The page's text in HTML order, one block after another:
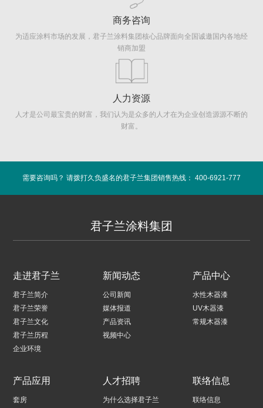
商务咨询
为适应涂料市场的发展，君子兰涂料集团核心品牌面向全国诚邀国内各地经
销商加盟
人力资源
人才是公司最宝贵的财富，我们认为是众多的人才在为企业创造源源不断的
财富。
需要咨询吗？ 请拨打久负盛名的君子兰集团销售热线： 400-6921-777
君子兰涂料集团
走进君子兰
君子兰简介
君子兰荣誉
君子兰文化
君子兰历程
企业环境
新闻动态
公司新闻
媒体报道
产品资讯
视频中心
产品中心
水性木器漆
UV木器漆
常规木器漆
产品应用
套房
人才招聘
为什么选择君子兰
联络信息
联络信息